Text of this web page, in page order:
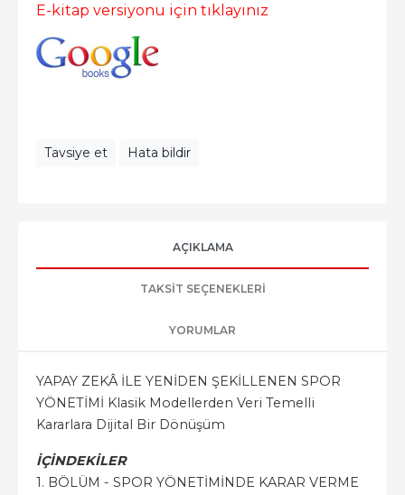
E-kitap versiyonu için tıklayınız
Tavsiye et Hata bildir
AÇIKLAMA
TAKSIT SEÇENEKLERI
YORUMLAR
YAPAY ZEKÂ İLE YENİDEN ŞEKİLLENEN SPOR
YÖNETİMİ Klasik Modellerden Veri Temelli
Kararlara Dijital Bir Dönüşüm
İÇİNDEKİLER
1. BÖLÜM - SPOR YÖNETİMİNDE KARAR VERME